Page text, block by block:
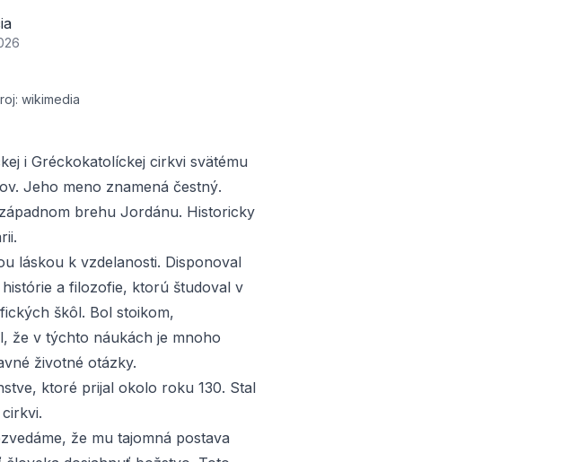
wikimedia
i Gréckokatolíckej cirkvi svätému
Jeho meno znamená čestný.
brehu Jordánu. Historicky
láskou k vzdelanosti. Disponoval
a filozofie, ktorú študoval v
škôl. Bol stoikom,
že v týchto náukách je mnoho
životné otázky.
ktoré prijal okolo roku 130. Stal
že mu tajomná postava